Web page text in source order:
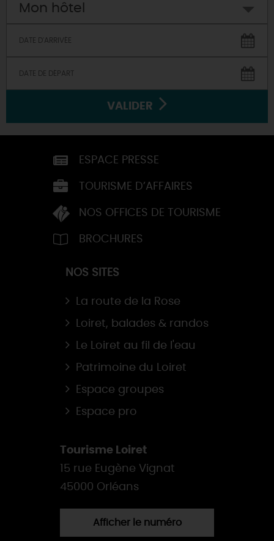
Mon hôtel
VALIDER
ESPACE PRESSE
TOURISME D’AFFAIRES
NOS OFFICES DE TOURISME
BROCHURES
NOS SITES
La route de la Rose
Loiret, balades & randos
Le Loiret au fil de l'eau
Patrimoine du Loiret
Espace groupes
Espace pro
Tourisme Loiret
15 rue Eugène Vignat
45000 Orléans
Afficher le numéro